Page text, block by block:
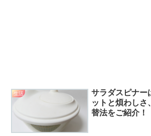
生活
サラダスピナー
ットと煩わしさ
替法をご紹介！